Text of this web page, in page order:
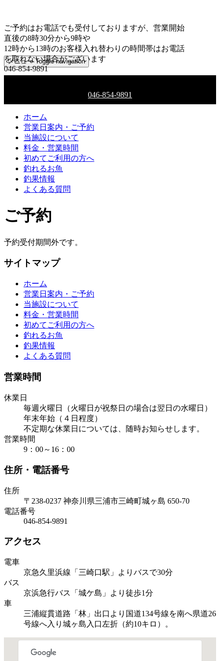
ご予約はお電話でも受付しておりますが、営業開始
直後の8時30分から9時や
12時から13時のお客様入れ替わりの時間帯はお電話
を取れない場合がございます
046-854-9891
メニューToggle navigation
046-854-9891
ホーム
営業日案内・ご予約
当施設について
料金・営業時間
初めてご利用の方へ
釣れるお魚
釣果情報
よくある質問
ご予約
予約受付期間外です。
サイトマップ
ホーム
営業日案内・ご予約
当施設について
料金・営業時間
初めてご利用の方へ
釣れるお魚
釣果情報
よくある質問
営業時間
休業日
毎週火曜日（火曜日が祝祭日の場合は翌日の水曜日）
年末年始（４日程度）
不定期な休業日については、随時お知らせします。
営業時間
9：00～16：00
住所・電話番号
住所
〒238-0237 神奈川県三浦市三崎町城ヶ島 650-70
電話番号
046-854-9891
アクセス
電車
京急久里浜線「三崎口駅」よりバスで30分
バス
京浜急行バス「城ケ島」より徒歩1分
車
三浦縦貫道路「林」出口より国道134号線を南へ県道26
号線へ入り城ヶ島入口左折（約10キロ）。